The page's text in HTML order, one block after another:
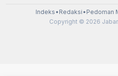
Indeks • Redaksi • Pedoman
Copyright © 2026